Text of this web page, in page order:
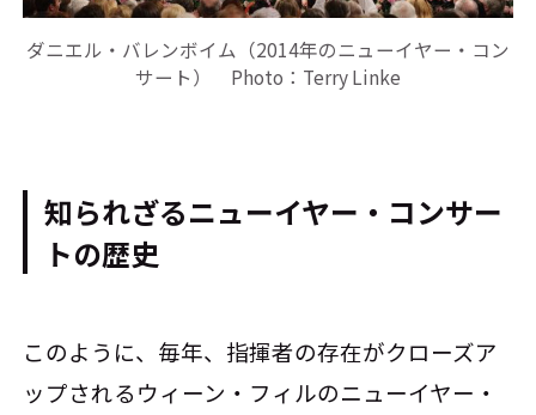
ダニエル・バレンボイム（2014年のニューイヤー・コン
サート） Photo：Terry Linke
知られざるニューイヤー・コンサー
トの歴史
このように、毎年、指揮者の存在がクローズア
ップされるウィーン・フィルのニューイヤー・